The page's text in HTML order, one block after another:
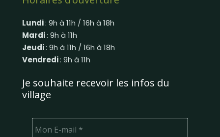
Lundi: 9h à 11h / 16h à 18h
Mardi: 9h à 11h
Jeudi: 9h à 11h / 16h à 18h
Vendredi: 9h à 11h
Je souhaite recevoir les infos du
village